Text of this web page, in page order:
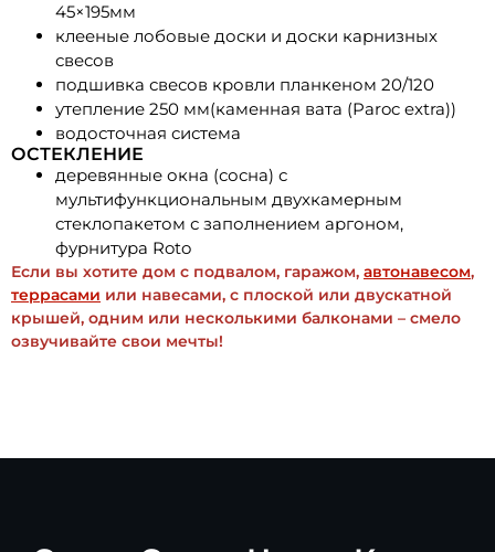
45×195мм
клееные лобовые доски и доски карнизных
свесов
подшивка свесов кровли планкеном 20/120
утепление 250 мм(каменная вата (Paroc extra))
водосточная система
ОСТЕКЛЕНИЕ
деревянные окна (сосна) с
мультифункциональным двухкамерным
стеклопакетом с заполнением аргоном,
фурнитура Roto
Если вы хотите дом с подвалом, гаражом, автонавесом,
террасами или навесами, с плоской или двускатной
крышей, одним или несколькими балконами – смело
озвучивайте свои мечты!